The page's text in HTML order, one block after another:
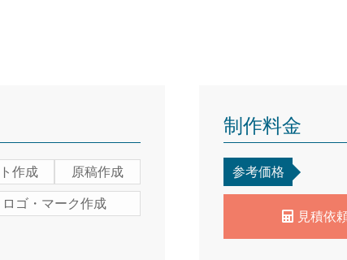
作成
原稿作成
ロゴ・マーク作成
制作料金
参考価格
見積依